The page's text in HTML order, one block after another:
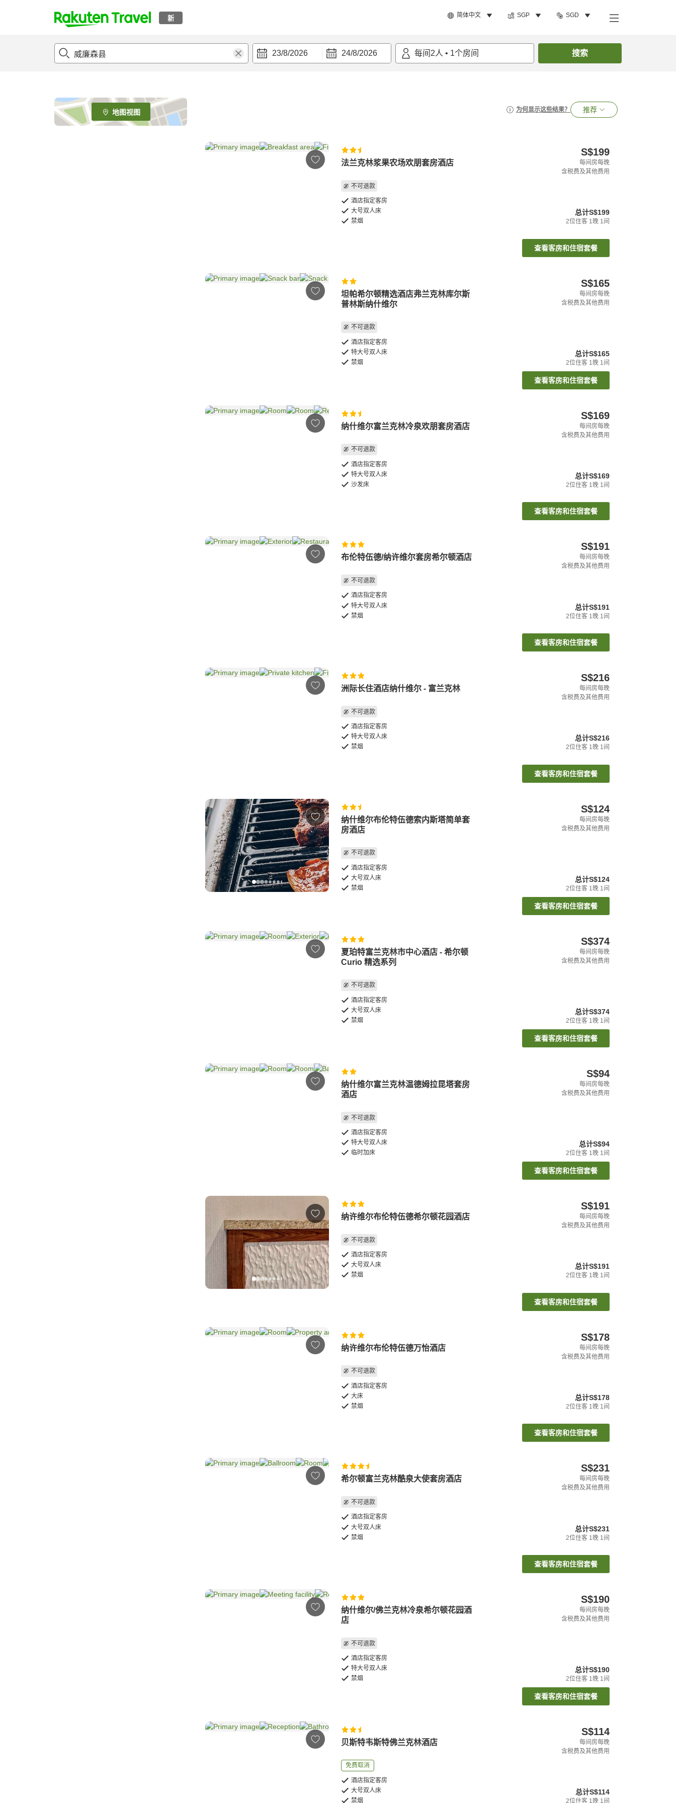
新 简体中文 SGP SGD
t
p
e
_
s
23/8/2026 24/8/2026 每间 2人 • 1个房间 搜索
地图视图 为何显示这些结果？ 推荐
法兰克林浆果农场欢朋套房酒店
不可退款
酒店指定客房
大号双人床
禁烟
S$199
每间房每晚
含税费及其他费用
总计S$199
2位住客 1晚 1间
查看客房和住宿套餐
坦帕希尔顿精选酒店弗兰克林库尔斯
普林斯纳什维尔
不可退款
酒店指定客房
特大号双人床
禁烟
S$165
每间房每晚
含税费及其他费用
总计S$165
2位住客 1 晚 1 间
查看客房和住宿套餐
纳什维尔富兰克林冷泉欢朋套房酒店
不可退款
酒店指定客房
特大号双人床
沙发床
S$169
每间房每晚
含税费及其他费用
总计S$169
2位住客 1晚 1间
查看客房和住宿套餐
布伦特伍德/纳许维尔套房希尔顿酒店
不可退款
酒店指定客房
特大号双人床
禁烟
S$191
每间房每晚
含税费及其他费用
总计S$191
2位住客 1 晚 1 间
查看客房和住宿套餐
洲际长住酒店纳什维尔 - 富兰克林
不可退款
酒店指定客房
特大号双人床
禁烟
S$216
每间房每晚
含税费及其他费用
总计S$216
2位住客 1晚 1间
查看客房和住宿套餐
纳什维尔布伦特伍德索内斯塔简单套
房酒店
不可退款
酒店指定客房
大号双人床
禁烟
S$124
每间房每晚
含税费及其他费用
总计S$124
2位住客 1晚 1间
查看客房和住宿套餐
夏珀特富兰克林市中心酒店 - 希尔顿
Curio 精选系列
不可退款
酒店指定客房
大号双人床
禁烟
S$374
每间房每晚
含税费及其他费用
总计S$374
2位住客 1晚 1间
查看客房和住宿套餐
纳什维尔富兰克林温德姆拉昆塔套房
酒店
不可退款
酒店指定客房
特大号双人床
临时加床
S$94
每间房每晚
含税费及其他费用
总计S$94
2位住客 1晚 1间
查看客房和住宿套餐
纳许维尔布伦特伍德希尔顿花园酒店
不可退款
酒店指定客房
大号双人床
禁烟
S$191
每间房每晚
含税费及其他费用
总计S$191
2位住客 1晚 1间
查看客房和住宿套餐
纳许维尔布伦特伍德万怡酒店
不可退款
酒店指定客房
大床
禁烟
S$178
每间房每晚
含税费及其他费用
总计S$178
2位住客 1晚 1间
查看客房和住宿套餐
希尔顿富兰克林酷泉大使套房酒店
不可退款
酒店指定客房
大号双人床
禁烟
S$231
每间房每晚
含税费及其他费用
总计S$231
2位住客 1 晚 1 间
查看客房和住宿套餐
纳什维尔/佛兰克林冷泉希尔顿花园酒
店
不可退款
酒店指定客房
特大号双人床
禁烟
S$190
每间房每晚
含税费及其他费用
总计S$190
2位住客 1晚 1间
查看客房和住宿套餐
贝斯特韦斯特佛兰克林酒店
免费取消
酒店指定客房
大号双人床
禁烟
S$114
每间房每晚
含税费及其他费用
总计S$114
2位住客 1晚 1间